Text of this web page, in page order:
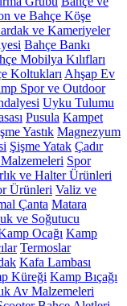
ve Bahçe Köşe
ve Kameriyeler
Bahçe Bankı
Mobilya Kılıfları
Koltukları Ahşap Ev
Spor ve Outdoor
Uyku Tulumu
Pusula Kampet
Yastık Magnezyum
Şişme Yatak Çadır
Spor
ve Halter Ürünleri
Ürünleri Valiz ve
Çanta Matara
ve Soğutucu
Ocağı Kamp
Termoslar
Kafa Lambası
Küreği Kamp Bıçağı
Av Malzemeleri